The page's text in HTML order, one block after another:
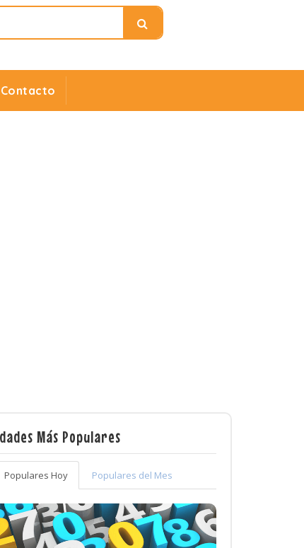
Contacto
Más Populares
Populares Hoy Populares del Mes